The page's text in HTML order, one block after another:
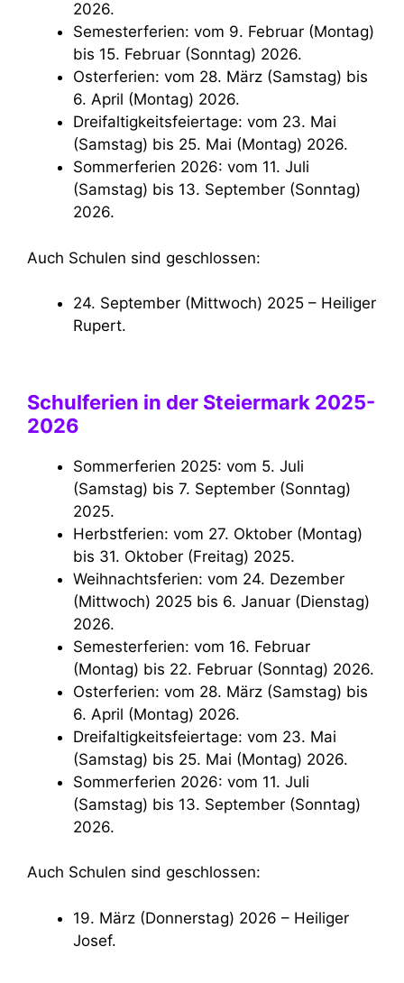
2026.
Semesterferien: vom 9. Februar (Montag)
bis 15. Februar (Sonntag) 2026.
Osterferien: vom 28. März (Samstag) bis
6. April (Montag) 2026.
Dreifaltigkeitsfeiertage: vom 23. Mai
(Samstag) bis 25. Mai (Montag) 2026.
Sommerferien 2026: vom 11. Juli
(Samstag) bis 13. September (Sonntag)
2026.
Auch Schulen sind geschlossen:
24. September (Mittwoch) 2025 – Heiliger
Rupert.
Schulferien in der Steiermark 2025-
2026
Sommerferien 2025: vom 5. Juli
(Samstag) bis 7. September (Sonntag)
2025.
Herbstferien: vom 27. Oktober (Montag)
bis 31. Oktober (Freitag) 2025.
Weihnachtsferien: vom 24. Dezember
(Mittwoch) 2025 bis 6. Januar (Dienstag)
2026.
Semesterferien: vom 16. Februar
(Montag) bis 22. Februar (Sonntag) 2026.
Osterferien: vom 28. März (Samstag) bis
6. April (Montag) 2026.
Dreifaltigkeitsfeiertage: vom 23. Mai
(Samstag) bis 25. Mai (Montag) 2026.
Sommerferien 2026: vom 11. Juli
(Samstag) bis 13. September (Sonntag)
2026.
Auch Schulen sind geschlossen:
19. März (Donnerstag) 2026 – Heiliger
Josef.